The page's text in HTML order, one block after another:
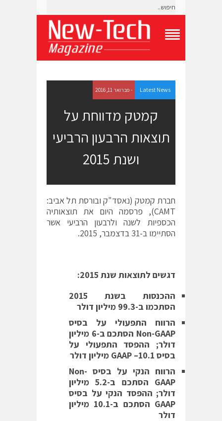
g
l
e
N
M
n
u
Latest News - פברואר 11, 2016
קמטק מדווחת על
תוצאות הרבעון הרביעי
ושנת 2015
חברת קמטק (נאסד"ק ובורסת תל אביב:
CAMT), פרסמה היום את תוצאותיה
הכספיות לשנה ולרבעון הרביעי אשר
הסתיימו ב-31 בדצמבר, 2015.
דגשים לתוצאות שנת 2015:
ההכנסות בשנת 2015
הסתכמו ב-99.3 מיליון דולר
הרווח התפעולי על בסיס
Non-GAAP הסתכם ב-6 מיליון
דולר; ההפסד התפעולי על
בסיס
GAAP –10.1
מיליון דולר
הרווח הנקי על בסיס Non-
GAAP הסתכם ב-5.2מיליון
דולר; ההפסד הנקי על בסיס
GAAP
הסתכם ב-10.1 מיליון
דולר